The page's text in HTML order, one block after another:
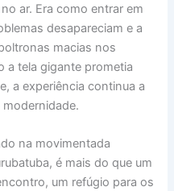
ar. Era como entrar em
desapareciam e a
macias nos
a tela gigante prometia
a experiência continua a
na movimentada
é mais do que um
um refúgio para os